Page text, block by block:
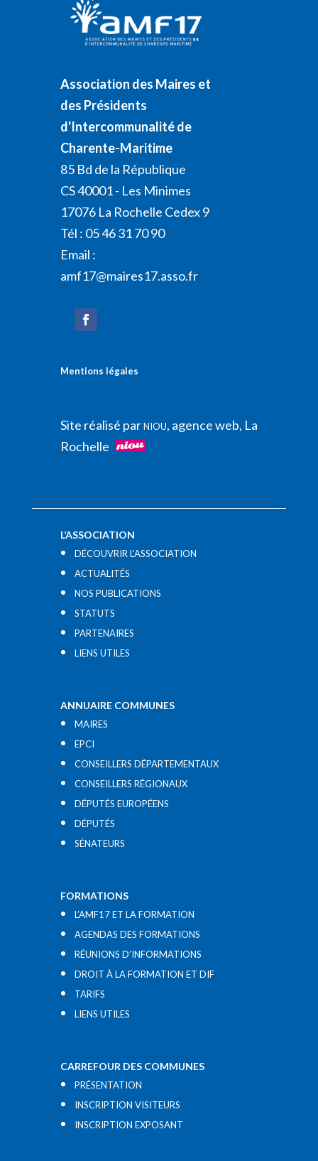
Association des Maires et
des Présidents
d'Intercommunalité de
Charente-Maritime
85 Bd de la République
CS 40001 - Les Minimes
17076 La Rochelle Cedex 9
Tél : 05 46 31 70 90
Email :
amf17@maires17.asso.fr
Mentions légales
Site réalisé parNIOU, agence web, La
Rochelle
L’ASSOCIATION
DÉCOUVRIR L’ASSOCIATION
ACTUALITÉS
NOS PUBLICATIONS
STATUTS
PARTENAIRES
LIENS UTILES​
ANNUAIRE COMMUNES
MAIRES
EPCI
CONSEILLERS DÉPARTEMENTAUX
CONSEILLERS RÉGIONAUX
DÉPUTÉS EUROPÉENS
DÉPUTÉS
SÉNATEURS
FORMATIONS
L’AMF17 ET LA FORMATION
AGENDAS DES FORMATIONS
RÉUNIONS D’INFORMATIONS
DROIT À LA FORMATION ET DIF
TARIFS
LIENS UTILES​
CARREFOUR DES COMMUNES
PRÉSENTATION
INSCRIPTION VISITEURS
INSCRIPTION EXPOSANT